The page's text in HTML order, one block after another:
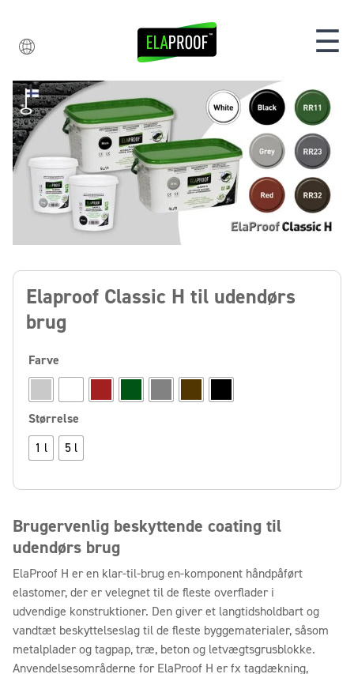
☰
Elaproof Classic H til udendørs
brug
Farve
Størrelse
1 l
5 l
Brugervenlig beskyttende coating til
udendørs brug
ElaProof H er en klar-til-brug en-komponent håndpåført
elastomer, der er velegnet til de fleste overflader i
udvendige konstruktioner. Den giver et langtidsholdbart og
vandtæt beskyttelseslag til de fleste byggematerialer, såsom
metalplader og tagpap, træ, beton og letvægtsgrusblokke.
Anvendelsesområderne for ElaProof H er fx tagdækning,